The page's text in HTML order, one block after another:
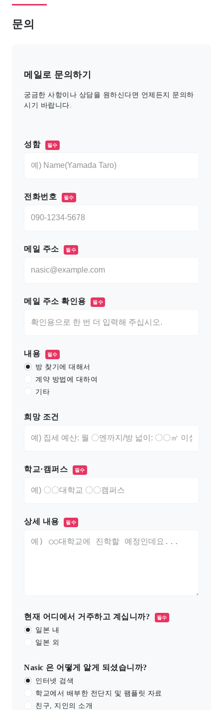
문의
메일로 문의하기
궁금한 사항이나 상담을 원하신다면 언제든지 문의하
시기 바랍니다.
성함 필수
전화번호 필수
메일 주소 필수
메일 주소 확인용 필수
내용 필수
방 찾기에 대해서
계약 방법에 대하여
기타
희망 조건
학교·캠퍼스 필수
상세 내용 필수
현재 어디에서 거주하고 계십니까? 필수
일본 내
일본 외
Nasic 은 어떻게 알게 되셨습니까?
인터넷 검색
학교에서 배부한 전단지 및 팸플릿 자료
친구, 지인의 소개